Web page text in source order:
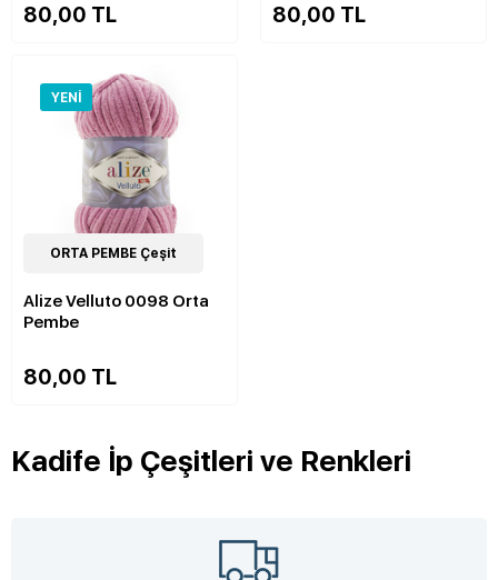
80,00 TL 80,00 TL
YENI
52Çeşit
ORTA PEMBE Çeşit
Alize Velluto 0098 Orta
Pembe
80,00 TL
Kadife İp Çeşitleri ve Renkleri